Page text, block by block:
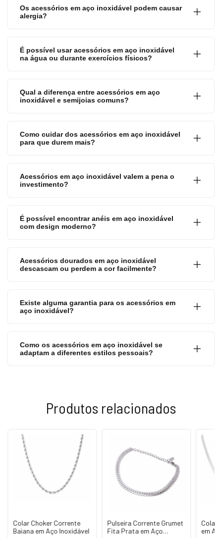
Os acessórios em aço inoxidável podem causar
alergia?
É possível usar acessórios em aço inoxidável
na água ou durante exercícios físicos?
Qual a diferença entre acessórios em aço
inoxidável e semijoias comuns?
Como cuidar dos acessórios em aço inoxidável
para que durem mais?
Acessórios em aço inoxidável valem a pena o
investimento?
É possível encontrar anéis em aço inoxidável
com design moderno?
Acessórios dourados em aço inoxidável
descascam ou perdem a cor facilmente?
Existe alguma garantia para os acessórios em
aço inoxidável?
Como os acessórios em aço inoxidável se
adaptam a diferentes estilos pessoais?
Produtos relacionados
Colar Choker Corrente
Baiana em Aço Inoxidável
Pulseira Corrente Grumet
Fita Prata em Aço
Colar
em